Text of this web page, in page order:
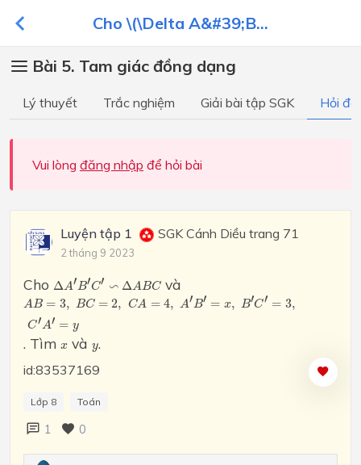
Cho \(\Delta A&#39;B...
Bài 5. Tam giác đồng dạng
Lý thuyết Trắc nghiệm Giải bài tập SGK Hỏi
Vui lòng đăng nhập để hỏi bài
Luyện tập 1 SGK Cánh Diều trang 71
2 tháng 9 2023
Cho ΔA′B′C′ ∽ ΔABC
Δ A′B′C′∽ A C và
AB = 3, BC = 2, CA = 4, A′B′ = x, B′C′ = 3,
C′A′ = y
A B= B =2, A= ,A ′ x ′C′= =y
. Tìm x
x và y
y.
id:83537169
Lớp 8 Toán
1 0